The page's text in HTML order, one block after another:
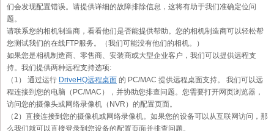
们会发现配置错误。请提供详细的故障排除信息，这将有助于我们准确定位问
题。
请联系您的相机制造商，看看他们是否能提供帮助。您的相机制造商可以轻松帮
您测试我们的在线FTP服务。（我们可能没有他们的相机。）
如果您是相机制造商、零售商、安装商或大型企业客户，我们可以提供远程支
持。我们提供两种远程支持选项:
（1） 通过运行 DriveHQ远程桌面 的 PC/MAC 提供远程桌面支持。 我们可以远
程连接到您的电脑（PC/MAC），并协助您排查问题。您需要打开网页浏览器，
访问您的摄像头或网络录像机（NVR）的配置页面。
（2）直接连接到您的摄像机或网络录像机。如果您的设备可以从互联网访问，那
么我们就可以直接登录到您设备的配置页面并排查问题。